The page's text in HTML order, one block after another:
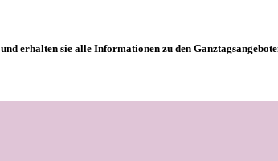
und erhalten sie alle Informationen zu den